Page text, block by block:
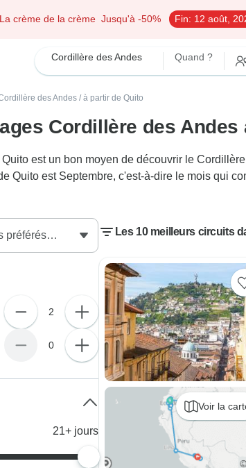
La crème de la crème Jusqu'à -50% Fin: 12 août,
Cordillère des Andes Quand ?
des Andes / à partir de Quito
Cordillère des Andes
est un bon moyen de découvrir le
Quito est Septembre, c'est-à-dire le mois qui
Les 10 meilleurs circuits
Voir la
2
0
21+ jours